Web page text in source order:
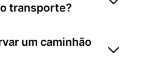
transporte?
um caminhão